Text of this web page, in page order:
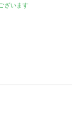
ざいます